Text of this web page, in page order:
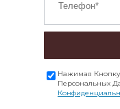
Нажимая
Персональных